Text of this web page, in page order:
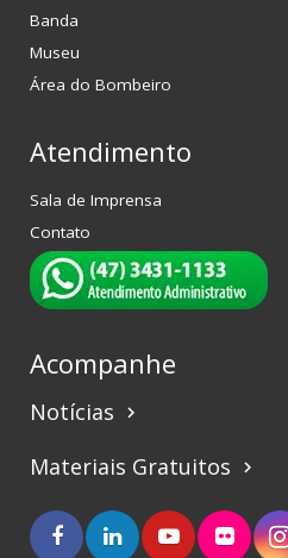
Banda
Museu
Área do Bombeiro
Atendimento
Sala de Imprensa
Contato
Acompanhe
Notícias keyboard_arrow_right
Materiais Gratuitos keyboard_arrow_right